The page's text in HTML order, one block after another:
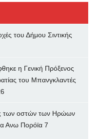
του Δήμου Σιντικής
η Γενική Πρόξενος
του Μπανγκλαντές
των oστών των Ηρώων
Ανω Πορόϊα 7